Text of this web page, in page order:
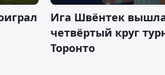
Ига Швёнтек
четвёртый круг
Торонто